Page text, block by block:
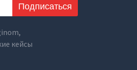
Подписаться
кейсы